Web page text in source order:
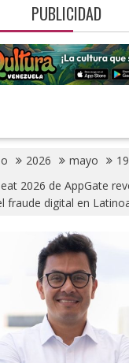
PUBLICIDAD
2026 mayo
19
2026 de AppGate
fraude digital en